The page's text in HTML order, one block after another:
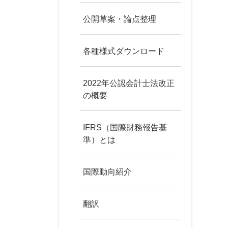
公開草案・論点整理
各種様式ダウンロード
2022年公認会計士法改正
の概要
IFRS（国際財務報告基
準）とは
国際動向紹介
翻訳